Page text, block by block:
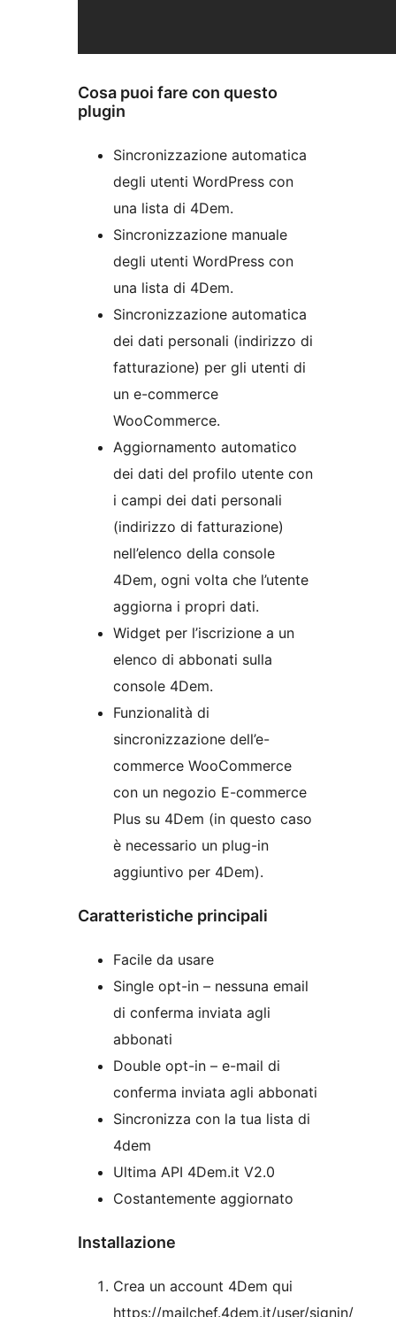
Cosa puoi fare con questo
plugin
Sincronizzazione automatica
degli utenti WordPress con
una lista di 4Dem.
Sincronizzazione manuale
degli utenti WordPress con
una lista di 4Dem.
Sincronizzazione automatica
dei dati personali (indirizzo di
fatturazione) per gli utenti di
un e-commerce
WooCommerce.
Aggiornamento automatico
dei dati del profilo utente con
i campi dei dati personali
(indirizzo di fatturazione)
nell’elenco della console
4Dem, ogni volta che l’utente
aggiorna i propri dati.
Widget per l’iscrizione a un
elenco di abbonati sulla
console 4Dem.
Funzionalità di
sincronizzazione dell’e-
commerce WooCommerce
con un negozio E-commerce
Plus su 4Dem (in questo caso
è necessario un plug-in
aggiuntivo per 4Dem).
Caratteristiche principali
Facile da usare
Single opt-in – nessuna email
di conferma inviata agli
abbonati
Double opt-in – e-mail di
conferma inviata agli abbonati
Sincronizza con la tua lista di
4dem
Ultima API 4Dem.it V2.0
Costantemente aggiornato
Installazione
Crea un account 4Dem qui
https://mailchef.4dem.it/user/signin/